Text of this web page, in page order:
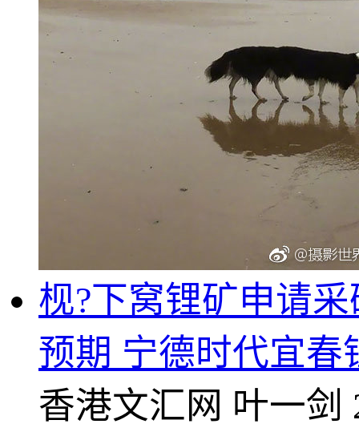
枧?下窝锂矿申请
预期 宁德时代宜春
香港文汇网 叶一剑